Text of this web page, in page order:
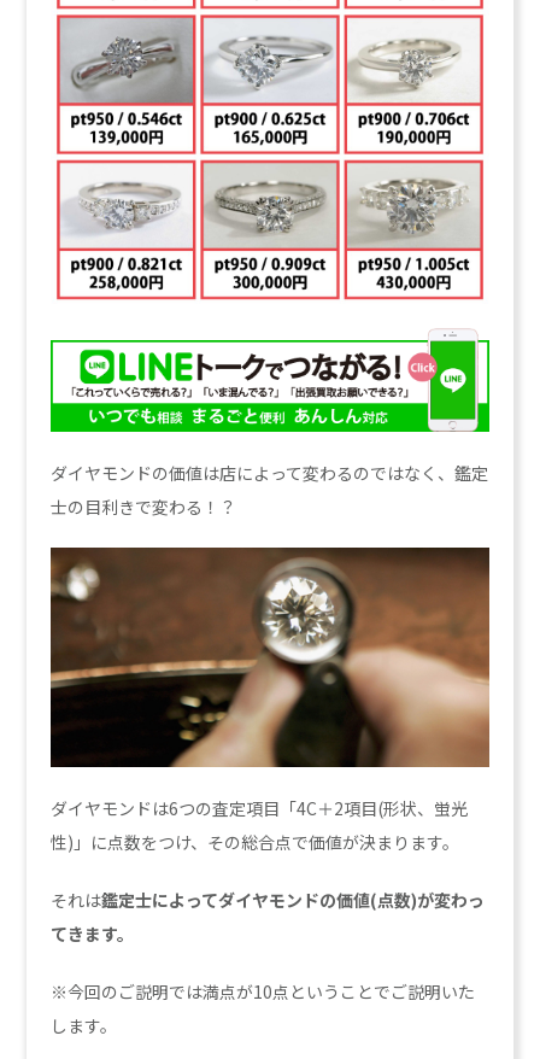
ダイヤモンドの価値は店によって変わるのではなく、鑑定
士の目利きで変わる！？
ダイヤモンドは6つの査定項目「4C＋2項目(形状、蛍光
性)」に点数をつけ、その総合点で価値が決まります。
それは鑑定士によってダイヤモンドの価値(点数)が変わっ
てきます。
※今回のご説明では満点が10点ということでご説明いた
します。